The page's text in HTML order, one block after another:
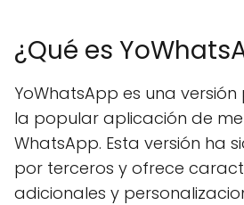
¿Qué es
YoWhatsApp es una
la popular aplicación de
WhatsApp. Esta versión ha
por terceros y ofrece
adicionales y